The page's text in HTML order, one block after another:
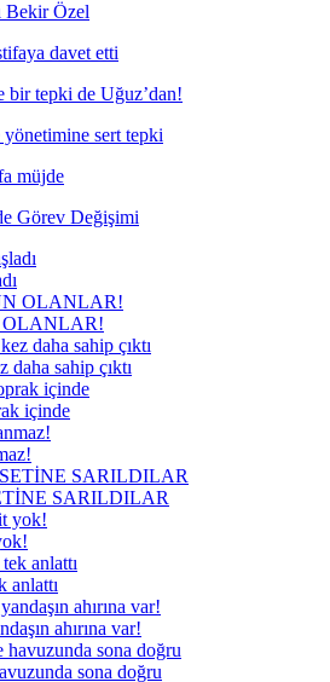
Bekir Özel
davet etti
bir tepki de Uğuz’dan!
sert tepki
müjde
Görev Değişimi
sahip çıktı
içinde
SARILDILAR
anlattı
ahırına var!
sona doğru